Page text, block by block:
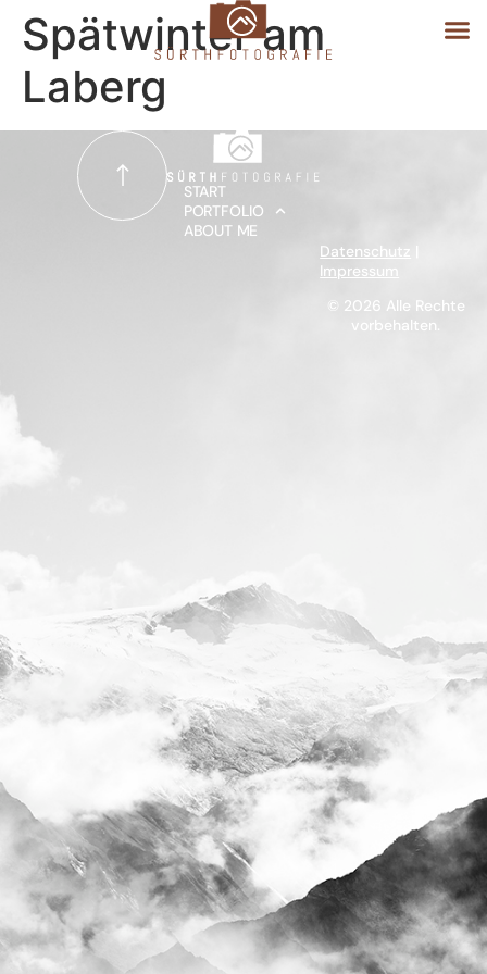
START
PORTFOLIO
Spätwinter am
Laberg
Datenschutz |
Impressum
© 2026 Alle Rechte
vorbehalten.
START
PORTFOLIO
ABOUT ME